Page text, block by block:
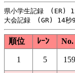
県小学生記録　(ER)
順位 ﾚｰﾝ No.
1 5 159